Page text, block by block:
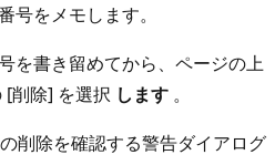
号をメモします。
を書き留めてから、ページの上
[削除] を選択 します 。
削除を確認する警告ダイアログ